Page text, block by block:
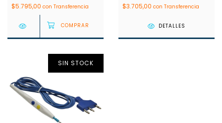
$5.795,00 con Transferencia $3.705,00 con Transferencia
DETALLES
SIN STOCK